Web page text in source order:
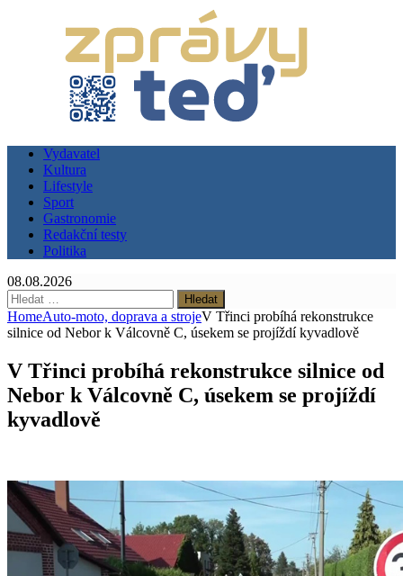
Vydavatel
Kultura
Lifestyle
Sport
Gastronomie
Redakční testy
Politika
08.08.2026
Vyhledávání
HomeAuto-moto, doprava a strojeV Třinci probíhá rekonstrukce
silnice od Nebor k Válcovně C, úsekem se projíždí kyvadlově
V Třinci probíhá rekonstrukce silnice od
Nebor k Válcovně C, úsekem se projíždí
kyvadlově